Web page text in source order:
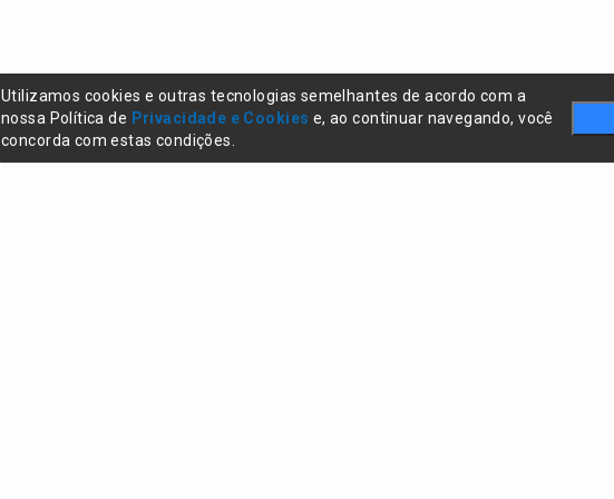
Utilizamos cookies e outras tecnologias semelhantes de acordo com a
nossa Política de Privacidade e Cookies e, ao continuar navegando, você
concorda com estas condições.